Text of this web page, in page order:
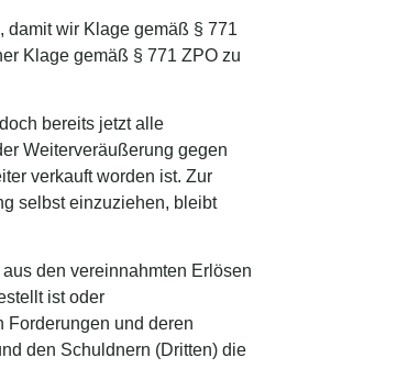
damit wir Klage gemäß § 771
Klage gemäß § 771 ZPO zu
bereits jetzt alle
Weiterveräußerung gegen
verkauft worden ist. Zur
selbst einzuziehen, bleibt
den vereinnahmten Erlösen
ist oder
Forderungen und deren
den Schuldnern (Dritten) die